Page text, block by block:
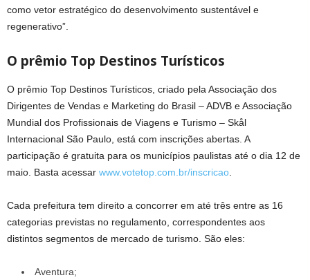
como vetor estratégico do desenvolvimento sustentável e
regenerativo”.
O prêmio Top Destinos Turísticos
O prêmio Top Destinos Turísticos, criado pela Associação dos
Dirigentes de Vendas e Marketing do Brasil – ADVB e Associação
Mundial dos Profissionais de Viagens e Turismo – Skål
Internacional São Paulo, está com inscrições abertas. A
participação é gratuita para os municípios paulistas até o dia 12 de
maio. Basta acessar www.votetop.com.br/inscricao
Cada prefeitura tem direito a concorrer em até três entre as 16
categorias previstas no regulamento, correspondentes aos
distintos segmentos de mercado de turismo. São eles:
Aventura;